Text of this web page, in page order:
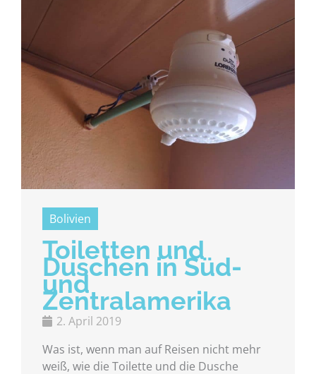
Bolivien
Toiletten und
Duschen in Süd-
und
Zentralamerika
2. April 2019
Was ist, wenn man auf Reisen nicht mehr
weiß, wie die Toilette und die Dusche